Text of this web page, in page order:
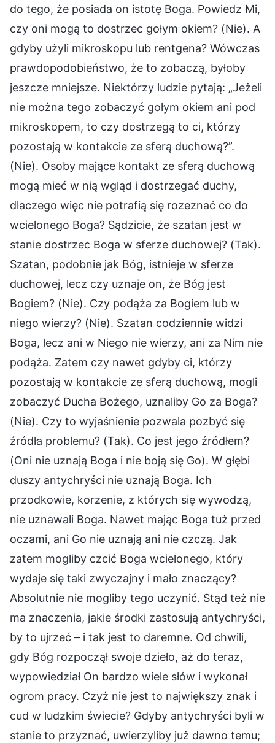
do tego, że posiada on istotę Boga. Powiedz Mi,
czy oni mogą to dostrzec gołym okiem? (Nie). A
gdyby użyli mikroskopu lub rentgena? Wówczas
prawdopodobieństwo, że to zobaczą, byłoby
jeszcze mniejsze. Niektórzy ludzie pytają: „Jeżeli
nie można tego zobaczyć gołym okiem ani pod
mikroskopem, to czy dostrzegą to ci, którzy
pozostają w kontakcie ze sferą duchową?”.
(Nie). Osoby mające kontakt ze sferą duchową
mogą mieć w nią wgląd i dostrzegać duchy,
dlaczego więc nie potrafią się rozeznać co do
wcielonego Boga? Sądzicie, że szatan jest w
stanie dostrzec Boga w sferze duchowej? (Tak).
Szatan, podobnie jak Bóg, istnieje w sferze
duchowej, lecz czy uznaje on, że Bóg jest
Bogiem? (Nie). Czy podąża za Bogiem lub w
niego wierzy? (Nie). Szatan codziennie widzi
Boga, lecz ani w Niego nie wierzy, ani za Nim nie
podąża. Zatem czy nawet gdyby ci, którzy
pozostają w kontakcie ze sferą duchową, mogli
zobaczyć Ducha Bożego, uznaliby Go za Boga?
(Nie). Czy to wyjaśnienie pozwala pozbyć się
źródła problemu? (Tak). Co jest jego źródłem?
(Oni nie uznają Boga i nie boją się Go). W głębi
duszy antychryści nie uznają Boga. Ich
przodkowie, korzenie, z których się wywodzą,
nie uznawali Boga. Nawet mając Boga tuż przed
oczami, ani Go nie uznają ani nie czczą. Jak
zatem mogliby czcić Boga wcielonego, który
wydaje się taki zwyczajny i mało znaczący?
Absolutnie nie mogliby tego uczynić. Stąd też nie
ma znaczenia, jakie środki zastosują antychryści,
by to ujrzeć – i tak jest to daremne. Od chwili,
gdy Bóg rozpoczął swoje dzieło, aż do teraz,
wypowiedział On bardzo wiele słów i wykonał
ogrom pracy. Czyż nie jest to największy znak i
cud w ludzkim świecie? Gdyby antychryści byli w
stanie to przyznać, uwierzyliby już dawno temu;